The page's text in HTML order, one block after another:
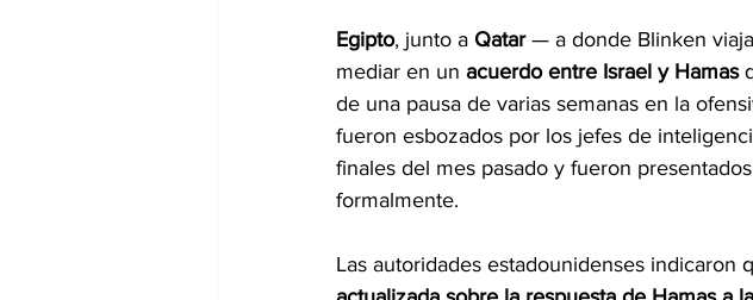
Egipto, junto a Qatar — a donde Blinken
mediar en un acuerdo entre Israel y Hamas
de una pausa de varias semanas en la
fueron esbozados por los jefes de
finales del mes pasado y fueron
formalmente.
Las autoridades estadounidenses indicaron